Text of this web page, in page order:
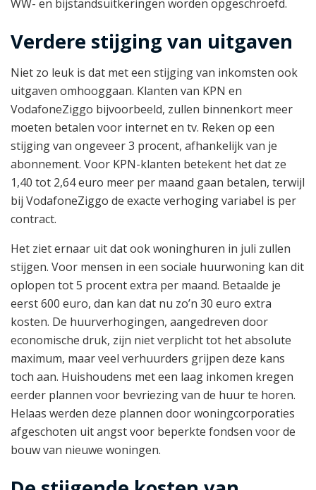
WW- en bijstandsuitkeringen worden opgeschroefd.
Verdere stijging van uitgaven
Niet zo leuk is dat met een stijging van inkomsten ook
uitgaven omhooggaan. Klanten van KPN en
VodafoneZiggo bijvoorbeeld, zullen binnenkort meer
moeten betalen voor internet en tv. Reken op een
stijging van ongeveer 3 procent, afhankelijk van je
abonnement. Voor KPN-klanten betekent het dat ze
1,40 tot 2,64 euro meer per maand gaan betalen, terwijl
bij VodafoneZiggo de exacte verhoging variabel is per
contract.
Het ziet ernaar uit dat ook woninghuren in juli zullen
stijgen. Voor mensen in een sociale huurwoning kan dit
oplopen tot 5 procent extra per maand. Betaalde je
eerst 600 euro, dan kan dat nu zo’n 30 euro extra
kosten. De huurverhogingen, aangedreven door
economische druk, zijn niet verplicht tot het absolute
maximum, maar veel verhuurders grijpen deze kans
toch aan. Huishoudens met een laag inkomen kregen
eerder plannen voor bevriezing van de huur te horen.
Helaas werden deze plannen door woningcorporaties
afgeschoten uit angst voor beperkte fondsen voor de
bouw van nieuwe woningen.